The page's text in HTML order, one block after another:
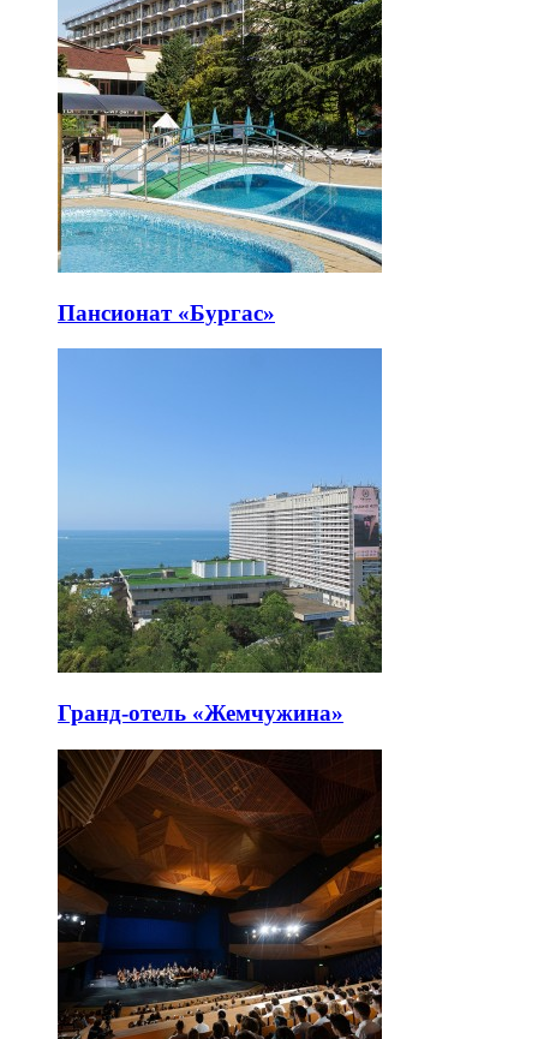
Пансионат «Бургас»
Гранд-отель «Жемчужина»